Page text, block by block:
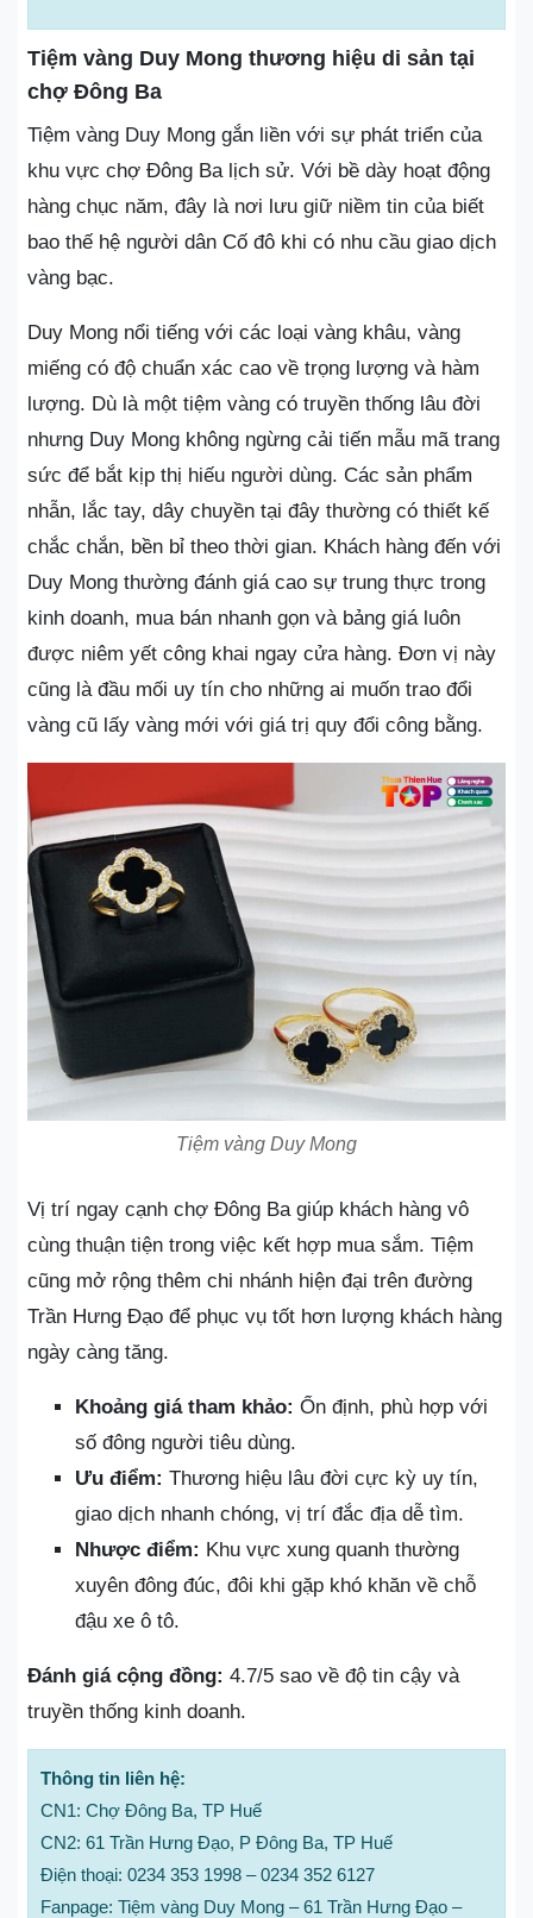
Tiệm vàng Duy Mong thương hiệu di sản tại
chợ Đông Ba
Tiệm vàng Duy Mong gắn liền với sự phát triển của
khu vực chợ Đông Ba lịch sử. Với bề dày hoạt động
hàng chục năm, đây là nơi lưu giữ niềm tin của biết
bao thế hệ người dân Cố đô khi có nhu cầu giao dịch
vàng bạc.
Duy Mong nổi tiếng với các loại vàng khâu, vàng
miếng có độ chuẩn xác cao về trọng lượng và hàm
lượng. Dù là một tiệm vàng có truyền thống lâu đời
nhưng Duy Mong không ngừng cải tiến mẫu mã trang
sức để bắt kịp thị hiếu người dùng. Các sản phẩm
nhẫn, lắc tay, dây chuyền tại đây thường có thiết kế
chắc chắn, bền bỉ theo thời gian. Khách hàng đến với
Duy Mong thường đánh giá cao sự trung thực trong
kinh doanh, mua bán nhanh gọn và bảng giá luôn
được niêm yết công khai ngay cửa hàng. Đơn vị này
cũng là đầu mối uy tín cho những ai muốn trao đổi
vàng cũ lấy vàng mới với giá trị quy đổi công bằng.
Tiệm vàng Duy Mong
Vị trí ngay cạnh chợ Đông Ba giúp khách hàng vô
cùng thuận tiện trong việc kết hợp mua sắm. Tiệm
cũng mở rộng thêm chi nhánh hiện đại trên đường
Trần Hưng Đạo để phục vụ tốt hơn lượng khách hàng
ngày càng tăng.
Khoảng giá tham khảo: Ổn định, phù hợp với
số đông người tiêu dùng.
Ưu điểm: Thương hiệu lâu đời cực kỳ uy tín,
giao dịch nhanh chóng, vị trí đắc địa dễ tìm.
Nhược điểm: Khu vực xung quanh thường
xuyên đông đúc, đôi khi gặp khó khăn về chỗ
đậu xe ô tô.
Đánh giá cộng đồng: 4.7/5 sao về độ tin cậy và
truyền thống kinh doanh.
Thông tin liên hệ:
CN1: Chợ Đông Ba, TP Huế
CN2: 61 Trần Hưng Đạo, P Đông Ba, TP Huế
Điện thoại: 0234 353 1998 – 0234 352 6127
Fanpage: Tiệm vàng Duy Mong – 61 Trần Hưng Đạo –